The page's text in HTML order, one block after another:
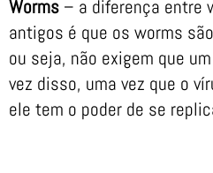
Worms – a diferença entre
antigos é que os worms
ou seja, não exigem que
vez disso, uma vez que o
ele tem o poder de se